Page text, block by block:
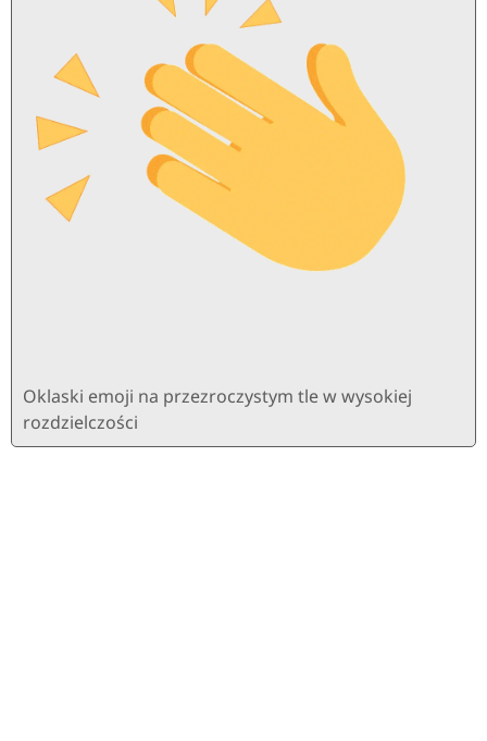
Oklaski emoji na przezroczystym tle w wysokiej
rozdzielczości